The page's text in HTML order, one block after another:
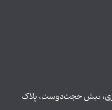
نبش حجت‌دوست، پلاک